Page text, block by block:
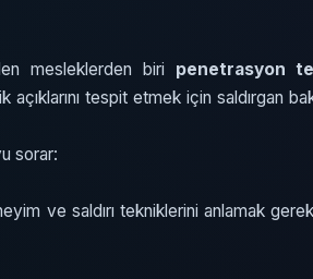
mesleklerden biri penetrasyon
tespit etmek için saldırgan
sorar:
ve saldırı tekniklerini anlamak